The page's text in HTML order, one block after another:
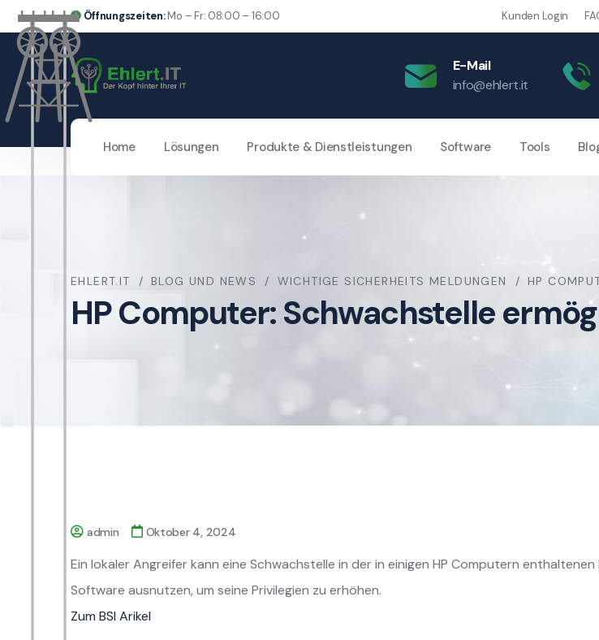
Öffnungszeiten:Mo – Fr: 08:00 – 16:00 Kunden Login
E-Mail
info@ehlert.it
Home Lösungen Produkte & Dienstleistungen Software Tools
EHLERT.IT BLOG UND NEWS WICHTIGE SICHERHEITS MELDUNGEN HP
HP Computer: Schwachstelle
admin Oktober 4, 2024
Ein lokaler Angreifer kann eine Schwachstelle in der in einigen HP Computern enthaltenen
Software ausnutzen, um seine Privilegien zu erhöhen.
Zum BSI Arikel